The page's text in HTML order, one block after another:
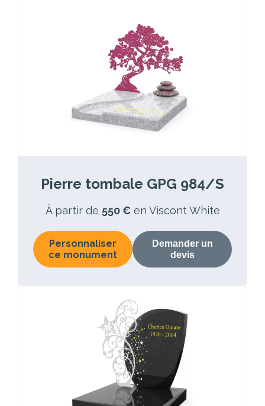
Pierre tombale GPG 984/S
À partir de 550 € en Viscont White
Personnaliser
ce monument
Demander un
devis